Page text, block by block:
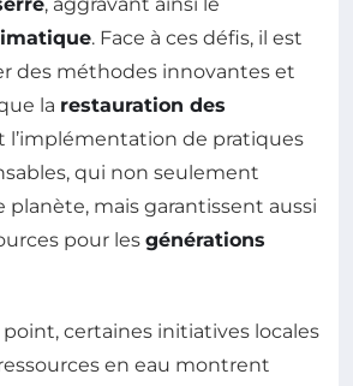
. Face à ces défis, il est
des méthodes innovantes et
la restauration des
l’implémentation de pratiques
qui non seulement
mais garantissent aussi
pour les générations
certaines initiatives locales
en eau montrent